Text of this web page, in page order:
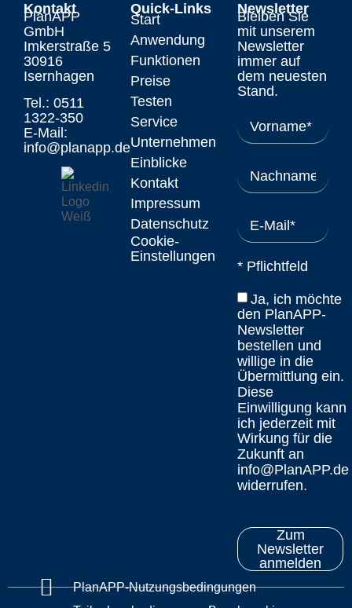
Kontakt
PlanAPP
GmbH
Imkerstraße 5
30916
Isernhagen
Tel.: 0511
1322-350
E-Mail:
info@planapp.de
Quick-Links
Start
Anwendung
Funktionen
Preise
Testen
Service
Unternehmen
Einblicke
Kontakt
Impressum
Datenschutz
Cookie-
Einstellungen
Newsletter
Bleiben Sie
mit unserem
Newsletter
immer auf
dem neuesten
Stand.
* Pflichtfeld
Ja, ich möchte
den PlanAPP-
Newsletter
bestellen und
willige in die
Übermittlung ein.
Diese
Einwilligung kann
ich jederzeit mit
Wirkung für die
Zukunft an
info@PlanAPP.de
widerrufen.
Zum
Newsletter
anmelden
PlanAPP-Nutzungsbedingungen